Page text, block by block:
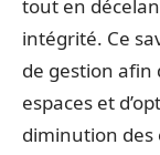
tout en
intégrité. Ce
de gestion afin
espaces et
diminution des